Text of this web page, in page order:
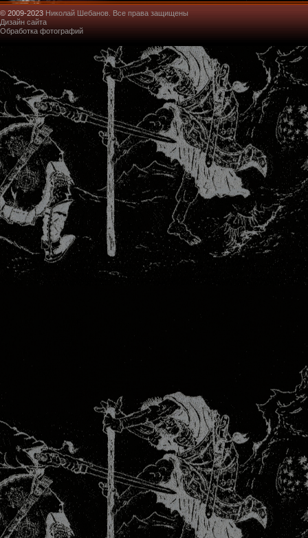
© 2009-2023 Николай Шебанов. Все права защищены
Дизайн сайта
Обработка фотографий